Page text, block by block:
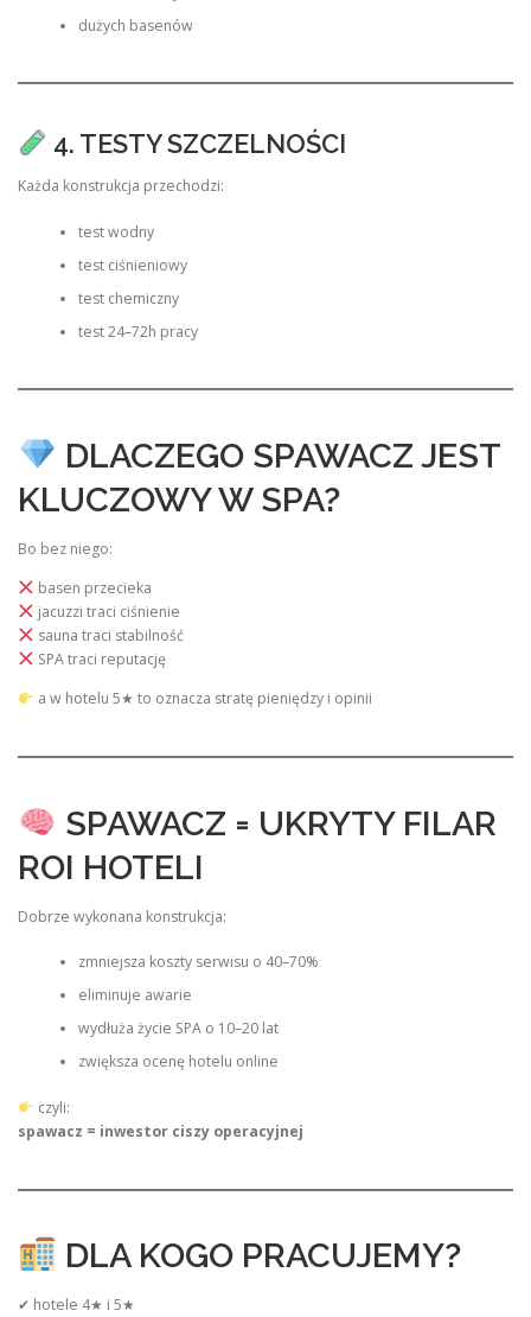
dużych basenów
4. TESTY SZCZELNOŚCI
Każda konstrukcja przechodzi:
test wodny
test ciśnieniowy
test chemiczny
test 24–72h pracy
DLACZEGO SPAWACZ JEST
KLUCZOWY W SPA?
Bo bez niego:
basen przecieka
jacuzzi traci ciśnienie
sauna traci stabilność
SPA traci reputację
a w hotelu 5★ to oznacza stratę pieniędzy i opinii
SPAWACZ = UKRYTY FILAR
ROI HOTELI
Dobrze wykonana konstrukcja:
zmniejsza koszty serwisu o 40–70%
eliminuje awarie
wydłuża życie SPA o 10–20 lat
zwiększa ocenę hotelu online
czyli:
spawacz = inwestor ciszy operacyjnej
DLA KOGO PRACUJEMY?
✔ hotele 4★ i 5★